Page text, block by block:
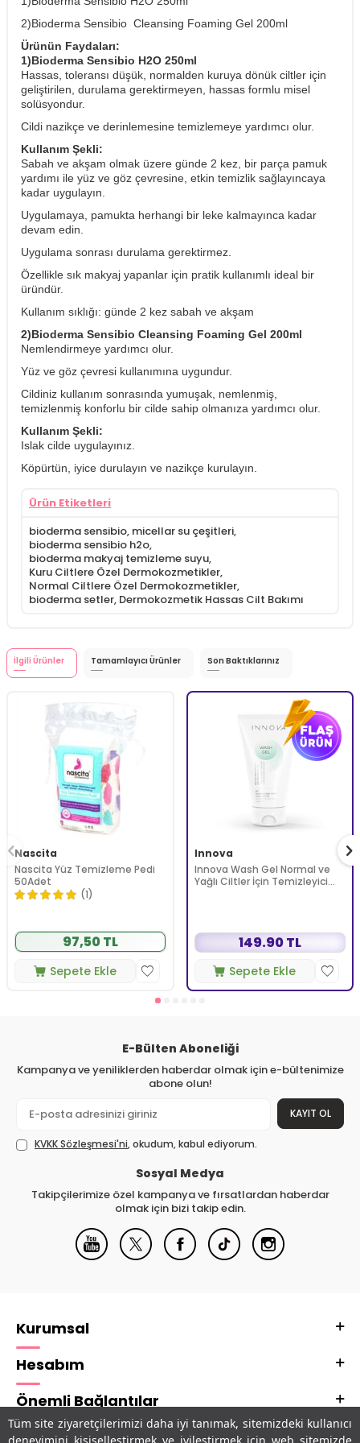
Tüm site ziyaretçilerimizi daha iyi tanımak, sitemizdeki kullanıcı
2)Bioderma Sensibio Cleansing Foaming Gel 200ml
Ürünün Faydaları:
1)Bioderma Sensibio H2O 250ml
Hassas, toleransı düşük, normalden kuruya dönük ciltler için
geliştirilen, durulama gerektirmeyen, hassas formlu misel
solüsyondur.
Cildi nazikçe ve derinlemesine temizlemeye yardımcı olur.
Kullanım Şekli:
Sabah ve akşam olmak üzere günde 2 kez, bir parça pamuk
yardımı ile yüz ve göz çevresine, etkin temizlik sağlayıncaya
kadar uygulayın.
Uygulamaya, pamukta herhangi bir leke kalmayınca kadar
devam edin.
Uygulama sonrası durulama gerektirmez.
Özellikle sık makyaj yapanlar için pratik kullanımlı ideal bir
üründür.
Kullanım sıklığı: günde 2 kez sabah ve akşam
2)Bioderma Sensibio Cleansing Foaming Gel 200ml
Nemlendirmeye yardımcı olur.
Yüz ve göz çevresi kullanımına uygundur.
Cildiniz kullanım sonrasında yumuşak, nemlenmiş,
temizlenmiş konforlu bir cilde sahip olmanıza yardımcı olur.
Kullanım Şekli:
Islak cilde uygulayınız.
Köpürtün, iyice durulayın ve nazikçe kurulayın.
Ürün Etiketleri
bioderma sensibio, micellar su çeşitleri,
bioderma sensibio h2o,
bioderma makyaj temizleme suyu,
Kuru Ciltlere Özel Dermokozmetikler,
Normal Ciltlere Özel Dermokozmetikler,
bioderma setler, Dermokozmetik Hassas Cilt Bakımı
İlgili Ürünler Tamamlayıcı Ürünler Son Baktıklarınız
Nascita
Nascita Yüz Temizleme Pedi
50Adet
(1)
97,50 TL
Sepete Ekle
Innova
Innova Wash Gel Normal ve
Yağlı Ciltler İçin Temizleyici
149.90 TL
Sepete Ekle
E-Bülten Aboneliği
Kampanya ve yeniliklerden haberdar olmak için e-bültenimize
abone olun!
KAYIT OL
KVKK Sözleşmesi'ni, okudum, kabul ediyorum.
Sosyal Medya
Takipçilerimize özel kampanya ve fırsatlardan haberdar
olmak için bizi takip edin.
Kurumsal
Hesabım
Önemli Bağlantılar
Adres & İletişim